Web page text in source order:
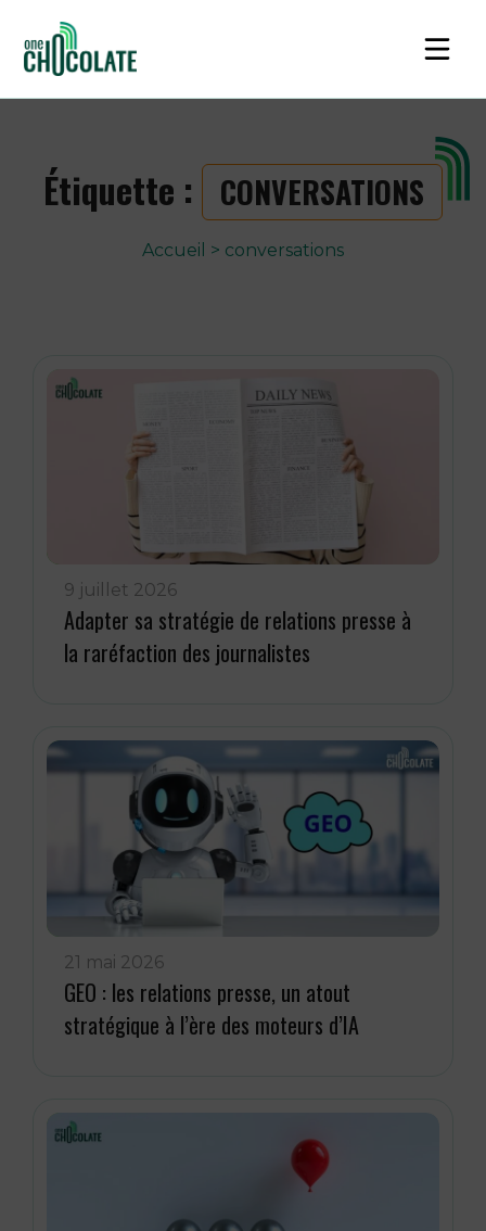
Étiquette : CONVERSATIONS
Accueil > conversations
9 juillet 2026
Adapter sa stratégie de relations presse à
la raréfaction des journalistes
21 mai 2026
GEO : les relations presse, un atout
stratégique à l’ère des moteurs d’IA